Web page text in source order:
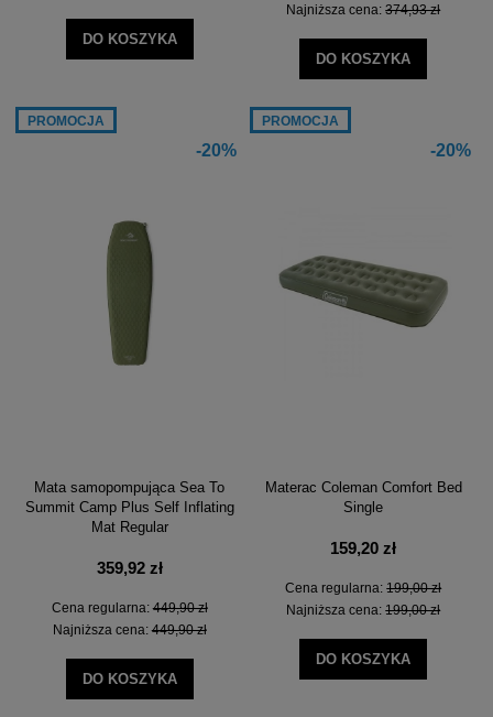
DO KOSZYKA
Najniższa cena:374,93 zł
DO KOSZYKA
-20%
Mata samopompująca Sea To
Summit Camp Plus Self Inflating
Mat Regular
359,92 zł
Cena regularna:449,90 zł
Najniższa cena:449,90 zł
DO KOSZYKA
PROMOCJA
-20%
Materac Coleman Comfort Bed
Single
159,20 zł
Cena regularna:199,00 zł
Najniższa cena:199,00 zł
DO KOSZYKA
PROMOCJA